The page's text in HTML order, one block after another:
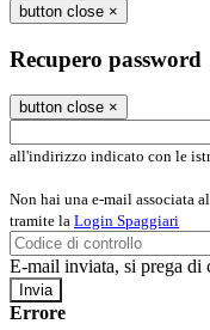
button close ×
Recupero password
button close ×
all'indirizzo indicato con le
Non hai una e-mail associata
tramite la Login Spaggiari
E-mail inviata, si prega di
Errore